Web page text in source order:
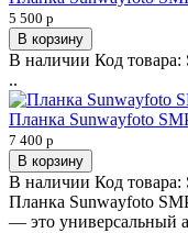
5 500 р
В корзину
В наличии Код товара:
..
Планка Sunwayfoto
7 400 р
В корзину
В наличии Код товара:
Планка Sunwayfoto
— это универсальный